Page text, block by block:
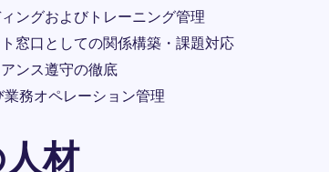
ングおよびトレーニング管理
窓口としての関係構築・課題対応
ンス遵守の徹底
業務オペレーション管理
材